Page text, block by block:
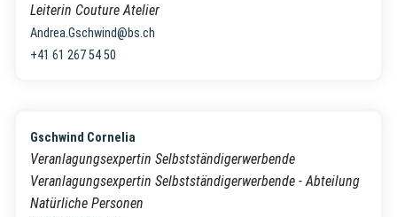
Leiterin Couture Atelier
Andrea.Gschwind@bs.ch
+41 61 267 54 50
Gschwind Cornelia
Veranlagungsexpertin Selbstständigerwerbende
Veranlagungsexpertin Selbstständigerwerbende - Abteilung
Natürliche Personen